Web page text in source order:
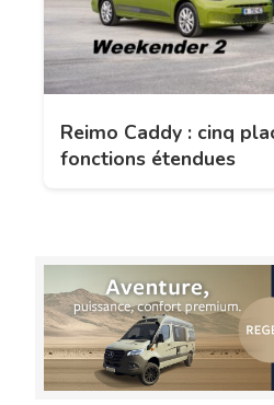
Reimo Caddy : cinq
fonctions étendues